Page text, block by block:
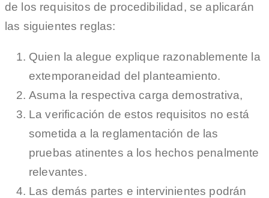
de los requisitos de procedibilidad, se aplicarán
las siguientes reglas:
Quien la alegue explique razonablemente la
extemporaneidad del planteamiento.
Asuma la respectiva carga demostrativa,
La verificación de estos requisitos no está
sometida a la reglamentación de las
pruebas atinentes a los hechos penalmente
relevantes.
Las demás partes e intervinientes podrán